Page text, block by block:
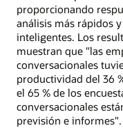
proporcionando
análisis más rápidos
inteligentes. Los
muestran que "las
conversacionales
productividad del 36
el 65 % de los
conversacionales
previsión e informes".